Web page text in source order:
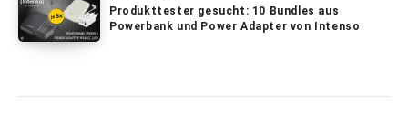
Produkttester gesucht: 10 Bundles aus
Powerbank und Power Adapter von Intenso